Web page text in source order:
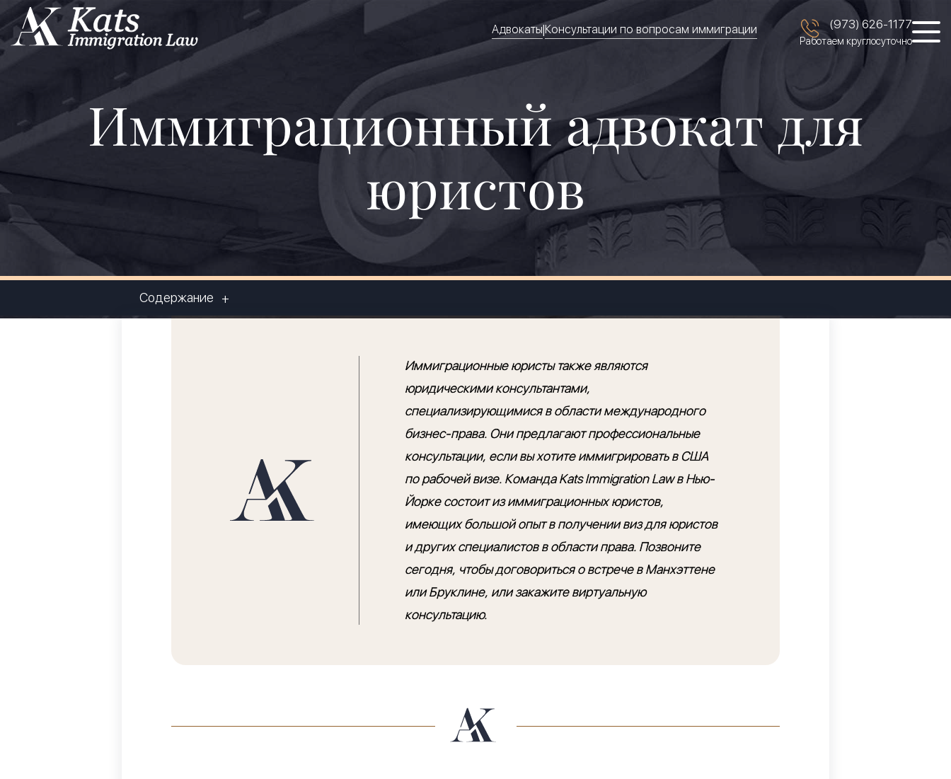
Адвокаты|Консультации по вопросам иммиграции (973) 626-1177
Работаем круглосуточно
Иммиграционный адвокат для
юристов
Содержание
Иммиграционные юристы также являются
юридическими консультантами,
специализирующимися в области международного
бизнес-права. Они предлагают профессиональные
консультации, если вы хотите иммигрировать в США
по рабочей визе. Команда Kats Immigration Law в Нью-
Йорке состоит из иммиграционных юристов,
имеющих большой опыт в получении виз для юристов
и других специалистов в области права. Позвоните
сегодня, чтобы договориться о встрече в Манхэттене
или Бруклине, или закажите виртуальную
консультацию.